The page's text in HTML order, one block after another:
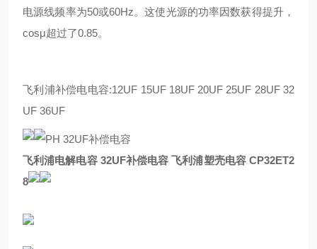
电源线频率为50或60Hz。这使光源的功率因数获得提升，
cosμ超过了0.85。
飞利浦补偿电电容:12UF 15UF 18UF 20UF 25UF 28UF 32
UF 36UF
飞利浦电解电容 32UF补偿电容 飞利浦塑壳电容 CP32ET2
8